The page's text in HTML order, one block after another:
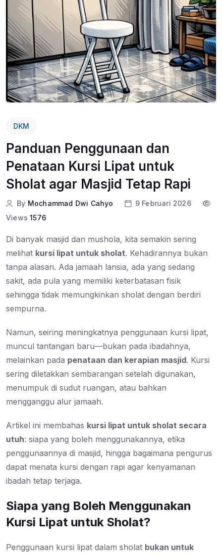
DKM
Panduan Penggunaan dan
Penataan Kursi Lipat untuk
Sholat agar Masjid Tetap Rapi
By Mochammad Dwi Cahyo
9 Februari 2026
Views 1576
Di banyak masjid dan mushola, kita semakin sering
melihat kursi lipat untuk sholat. Kehadirannya bukan
tanpa alasan. Ada jamaah lansia, ada yang sedang
sakit, ada pula yang memiliki keterbatasan fisik
sehingga tidak memungkinkan sholat dengan berdiri
sempurna.
Namun, seiring meningkatnya penggunaan kursi lipat,
muncul tantangan baru—bukan pada ibadahnya,
melainkan pada penataan dan kerapian masjid. Kursi
sering diletakkan sembarangan setelah digunakan,
menumpuk di sudut ruangan, atau bahkan
mengganggu alur jamaah.
Artikel ini membahas kursi lipat untuk sholat secara
utuh: siapa yang boleh menggunakannya, etika
penggunaannya di masjid, hingga bagaimana pengurus
dapat menata kursi dengan rapi agar kenyamanan
ibadah tetap terjaga.
Siapa yang Boleh Menggunakan
Kursi Lipat untuk Sholat?
Penggunaan kursi lipat dalam sholat bukan untuk